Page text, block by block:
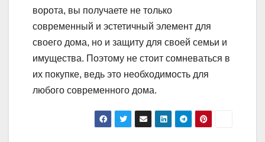
ворота, вы получаете не только
современный и эстетичный элемент для
своего дома, но и защиту для своей семьи и
имущества. Поэтому не стоит сомневаться в
их покупке, ведь это необходимость для
любого современного дома.